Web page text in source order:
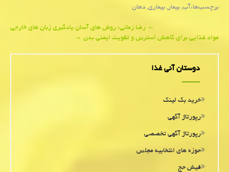
برچسب‌ها:آب,بیمار,بیماری,دهان
navigation
←رضا زمانی؛ روش های آسان یادگیری زبان های خارجی
مواد غذایی برای کاهش استرس و تقویت ایمنی بدن→
دوستان آنی غذا
خرید بک لینک
رپورتاژ آگهی
رپورتاژ آگهی تخصصی
حوزه های انتخابیه مجلس
فیش حج